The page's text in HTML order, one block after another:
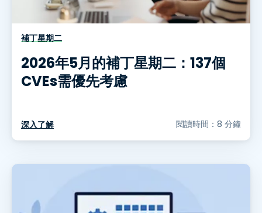
補丁星期二
2026年5月的補丁星期二：137個
CVEs需優先考慮
深入了解 閱讀時間：8 分鐘